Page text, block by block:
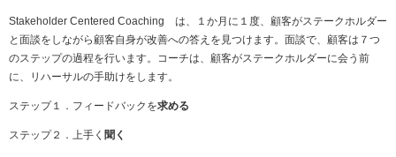
Stakeholder Centered Coaching は、１か月に１度、顧客がステークホルダー
と面談をしながら顧客自身が改善への答えを見つけます。面談で、顧客は７つ
のステップの過程を行います。コーチは、顧客がステークホルダーに会う前
に、リハーサルの手助けをします。
ステップ１．フィードバックを求める
ステップ２．上手く 聞く